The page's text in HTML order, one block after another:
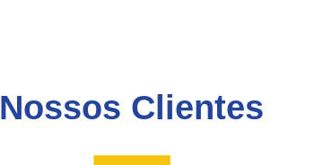
Nossos Clientes